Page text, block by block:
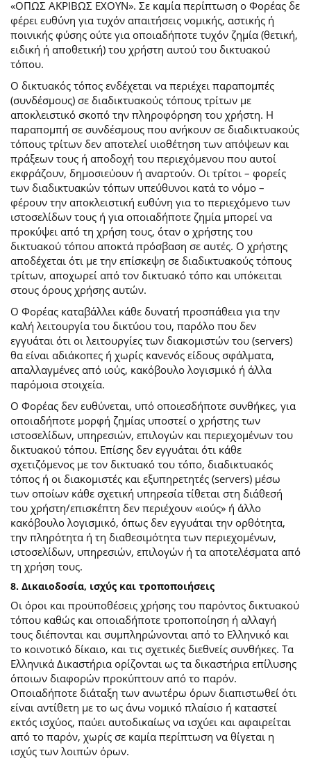
«ΟΠΩΣ ΑΚΡΙΒΩΣ ΕΧΟΥΝ». Σε καμία περίπτωση ο Φορέας δε
φέρει ευθύνη για τυχόν απαιτήσεις νομικής, αστικής ή
ποινικής φύσης ούτε για οποιαδήποτε τυχόν ζημία (θετική,
ειδική ή αποθετική) του χρήστη αυτού του δικτυακού
τόπου.
O δικτυακός τόπος ενδέχεται να περιέχει παραπομπές
(συνδέσμους) σε διαδικτυακούς τόπους τρίτων με
αποκλειστικό σκοπό την πληροφόρηση του χρήστη. Η
παραπομπή σε συνδέσμους που ανήκουν σε διαδικτυακούς
τόπους τρίτων δεν αποτελεί υιοθέτηση των απόψεων και
πράξεων τους ή αποδοχή του περιεχόμενου που αυτοί
εκφράζουν, δημοσιεύουν ή αναρτούν. Οι τρίτοι – φορείς
των διαδικτυακών τόπων υπεύθυνοι κατά το νόμο –
φέρουν την αποκλειστική ευθύνη για το περιεχόμενο των
ιστοσελίδων τους ή για οποιαδήποτε ζημία μπορεί να
προκύψει από τη χρήση τους, όταν ο χρήστης του
δικτυακού τόπου αποκτά πρόσβαση σε αυτές. Ο χρήστης
αποδέχεται ότι με την επίσκεψη σε διαδικτυακούς τόπους
τρίτων, αποχωρεί από τον δικτυακό τόπο και υπόκειται
στους όρους χρήσης αυτών.
Ο Φορέας καταβάλλει κάθε δυνατή προσπάθεια για την
καλή λειτουργία του δικτύου του, παρόλο που δεν
εγγυάται ότι οι λειτουργίες των διακομιστών του (servers)
θα είναι αδιάκοπες ή χωρίς κανενός είδους σφάλματα,
απαλλαγμένες από ιούς, κακόβουλο λογισμικό ή άλλα
παρόμοια στοιχεία.
Ο Φορέας δεν ευθύνεται, υπό οποιεσδήποτε συνθήκες, για
οποιαδήποτε μορφή ζημίας υποστεί ο χρήστης των
ιστοσελίδων, υπηρεσιών, επιλογών και περιεχομένων του
δικτυακού τόπου. Επίσης δεν εγγυάται ότι κάθε
σχετιζόμενος με τον δικτυακό του τόπο, διαδικτυακός
τόπος ή οι διακομιστές και εξυπηρετητές (servers) μέσω
των οποίων κάθε σχετική υπηρεσία τίθεται στη διάθεσή
του χρήστη/επισκέπτη δεν περιέχουν «ιούς» ή άλλο
κακόβουλο λογισμικό, όπως δεν εγγυάται την ορθότητα,
την πληρότητα ή τη διαθεσιμότητα των περιεχομένων,
ιστοσελίδων, υπηρεσιών, επιλογών ή τα αποτελέσματα από
τη χρήση τους.
8. Δικαιοδοσία, ισχύς και τροποποιήσεις
Οι όροι και προϋποθέσεις χρήσης του παρόντος δικτυακού
τόπου καθώς και οποιαδήποτε τροποποίηση ή αλλαγή
τους διέπονται και συμπληρώνονται από το Ελληνικό και
το κοινοτικό δίκαιο, και τις σχετικές διεθνείς συνθήκες. Τα
Ελληνικά Δικαστήρια ορίζονται ως τα δικαστήρια επίλυσης
όποιων διαφορών προκύπτουν από το παρόν.
Οποιαδήποτε διάταξη των ανωτέρω όρων διαπιστωθεί ότι
είναι αντίθετη με το ως άνω νομικό πλαίσιο ή καταστεί
εκτός ισχύος, παύει αυτοδικαίως να ισχύει και αφαιρείται
από το παρόν, χωρίς σε καμία περίπτωση να θίγεται η
ισχύς των λοιπών όρων.